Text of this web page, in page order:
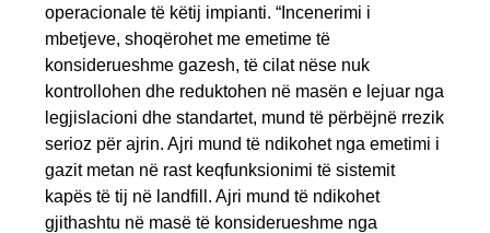
operacionale të këtij impianti. “Incenerimi i
mbetjeve, shoqërohet me emetime të
konsiderueshme gazesh, të cilat nëse nuk
kontrollohen dhe reduktohen në masën e lejuar nga
legjislacioni dhe standartet, mund të përbëjnë rrezik
serioz për ajrin. Ajri mund të ndikohet nga emetimi i
gazit metan në rast keqfunksionimi të sistemit
kapës të tij në landfill. Ajri mund të ndikohet
gjithashtu në masë të konsiderueshme nga